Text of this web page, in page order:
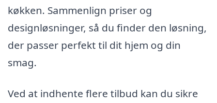
køkken. Sammenlign priser og
designløsninger, så du finder den løsning,
der passer perfekt til dit hjem og din
smag.
Ved at indhente flere tilbud kan du sikre